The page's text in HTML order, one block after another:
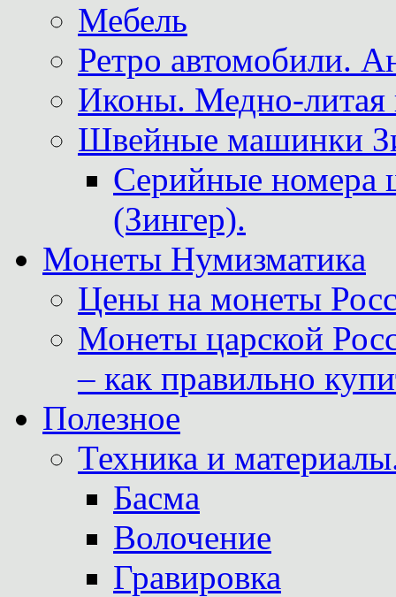
Мебель
Ретро автомобили.
Иконы. Медно-литая
Швейные машинки
Серийные
(Зингер).
Монеты Нумизматика
Цены на монеты
Монеты царской
– как правильно
Полезное
Техника и
Басма
Волочение
Гравировка